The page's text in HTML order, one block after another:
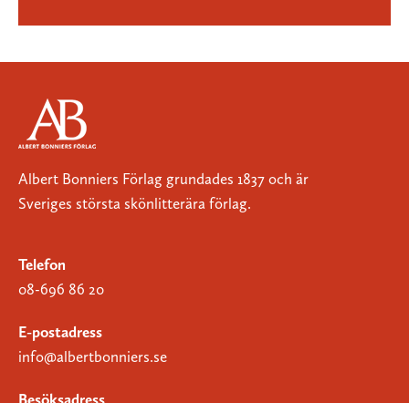
Albert Bonniers Förlag grundades 1837 och är
Sveriges största skönlitterära förlag.
Telefon
08-696 86 20
E-postadress
info@albertbonniers.se